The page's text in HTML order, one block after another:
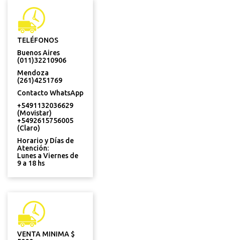
TELÉFONOS
Buenos Aires
(011)32210906
Mendoza
(261)4251769
Contacto WhatsApp
+5491132036629
(Movistar)
+5492615756005
(Claro)
Horario y Días de
Atención:
Lunes a Viernes de
9 a 18 hs
VENTA MINIMA $